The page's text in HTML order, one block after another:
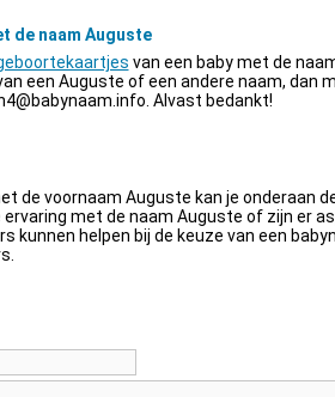
de naam Auguste
van een baby met de
een Auguste of een andere naam, dan
. Alvast bedankt!
de voornaam Auguste kan je onderaan
met de naam Auguste of zijn er
kunnen helpen bij de keuze van een